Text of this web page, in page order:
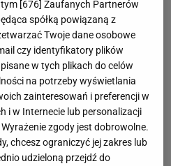
[676] Zaufanych Partnerów
spółką powiązaną z
Twoje dane osobowe
czy identyfikatory plików
w tych plikach do celów
na potrzeby wyświetlania
zainteresowań i preferencji w
i w Internecie lub personalizacji
zgody jest dobrowolne.
chcesz ograniczyć jej zakres lub
udzieloną przejdź do